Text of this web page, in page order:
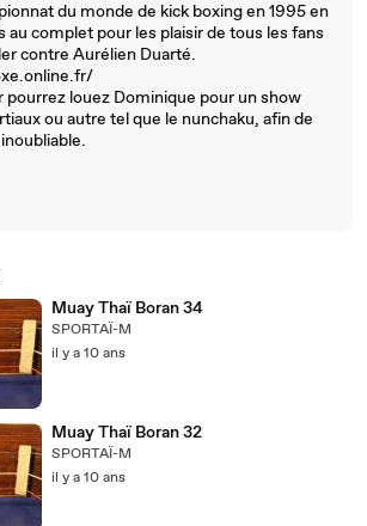
du monde de kick boxing en 1995 en
au complet pour les plaisir de tous les fans
contre Aurélien Duarté.
pourrez louez Dominique pour un show
ou autre tel que le nunchaku, afin de
Muay Thaï Boran 34
SPORTAÏ-M
il y a 10 ans
Muay Thaï Boran 32
SPORTAÏ-M
il y a 10 ans